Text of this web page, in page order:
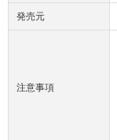
発売元
注意事項